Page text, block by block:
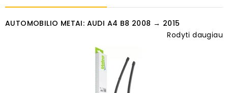
AUTOMOBILIO METAI: AUDI A4 B8 2008 → 2015
Rodyti daugiau